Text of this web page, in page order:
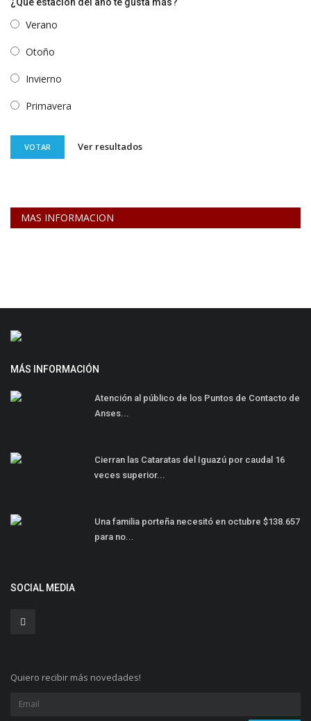
Verano
Otoño
Invierno
Primavera
VOTAR Ver resultados
MAS INFORMACION
MÁS INFORMACIÓN
Atención al público de los Puntos de Contacto de
Anses...
Cierran las Cataratas del Iguazú por caudal 16
veces superior...
Una familia porteña necesitó en octubre $138.657
para no...
SOCIAL MEDIA
Quiero recibir más novedades!